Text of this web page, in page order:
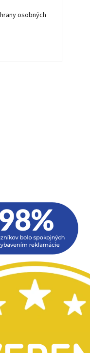
osobných